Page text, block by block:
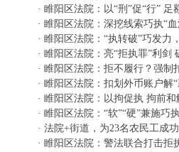
· 睢阳区法院：以“刑”促“行” 足
· 睢阳区法院：深挖线索巧执“血
· 睢阳区法院：“执转破”巧发力
· 睢阳区法院：亮“拒执罪”利剑
· 睢阳区法院：拒不履行？强制
· 睢阳区法院：扣划外币账户解“
· 睢阳区法院：以拘促执 拘前和
· 睢阳区法院：“软”“硬”兼施巧
· 法院+街道，为23名农民工成
· 睢阳区法院：警法联合打击拒